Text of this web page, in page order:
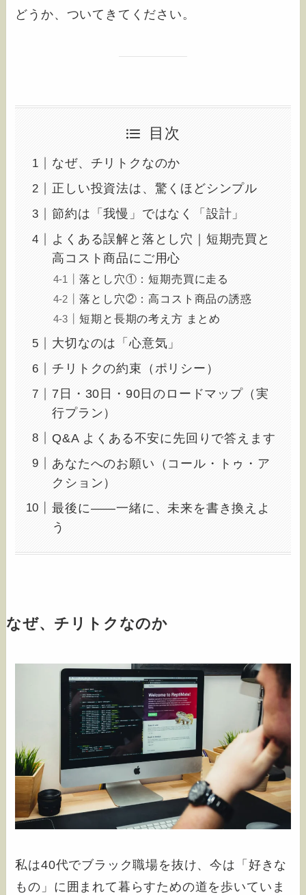
どうか、ついてきてください。
目次
なぜ、チリトクなのか
正しい投資法は、驚くほどシンプル
節約は「我慢」ではなく「設計」
よくある誤解と落とし穴｜短期売買と
高コスト商品にご用心
落とし穴①：短期売買に走る
落とし穴②：高コスト商品の誘惑
短期と長期の考え方 まとめ
大切なのは「心意気」
チリトクの約束（ポリシー）
7日・30日・90日のロードマップ（実
行プラン）
Q&A よくある不安に先回りで答えます
あなたへのお願い（コール・トゥ・ア
クション）
最後に――一緒に、未来を書き換えよ
う
なぜ、チリトクなのか
私は40代でブラック職場を抜け、今は「好きな
もの」に囲まれて暮らすための道を歩いていま